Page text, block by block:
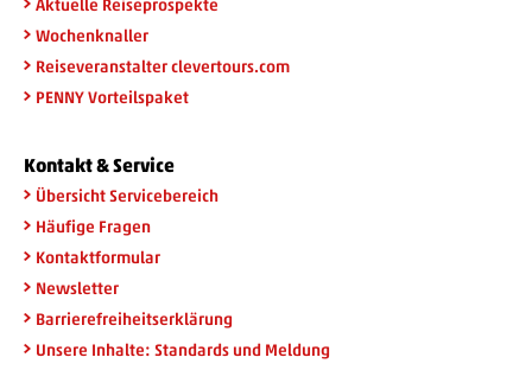
Aktuelle Reiseprospekte
Wochenknaller
Reiseveranstalter clevertours.com
PENNY Vorteilspaket
Kontakt & Service
Übersicht Servicebereich
Häufige Fragen
Kontaktformular
Newsletter
Barrierefreiheitserklärung
Unsere Inhalte: Standards und Meldung